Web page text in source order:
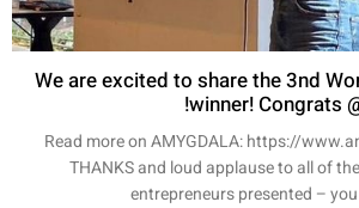
We are excited to share the 3nd
winner! Congrats
Read more on AMYGDALA: https://
THANKS and loud applause to all of
entrepreneurs presented –